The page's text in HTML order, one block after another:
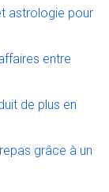
astrologie pour
entre
de plus en
grâce à un